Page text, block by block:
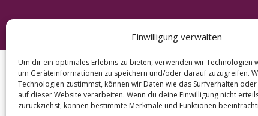
Einwilligung verwalten
Um dir ein optimales Erlebnis zu bieten, verwenden wir Technologien
um Geräteinformationen zu speichern und/oder darauf zuzugreifen.
Technologien zustimmst, können wir Daten wie das Surfverhalten
auf dieser Website verarbeiten. Wenn du deine Einwilligung nicht
zurückziehst, können bestimmte Merkmale und Funktionen